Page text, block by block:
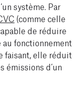
système. Par
(comme celle
de réduire
au fonctionnement
faisant, elle réduit
émissions d’un